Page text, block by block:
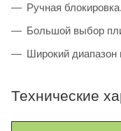
Ручная блокировка.
Большой выбор
Широкий диапазон
Технические